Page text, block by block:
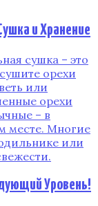
и Хранение
сушка – это
орехи
или
орехи
– в
месте. Многие
или
Уровень!